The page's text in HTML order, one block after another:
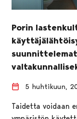
Porin
5 huhtikuun,
Taidetta voidaan